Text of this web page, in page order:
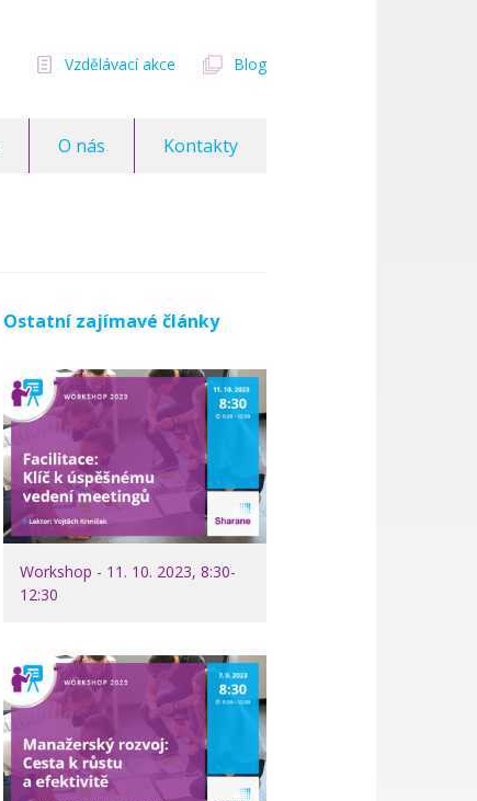
Vzdělávací akce Blog
O nás Kontakty
Ostatní zajímavé články
Workshop - 11. 10. 2023, 8:30-
12:30